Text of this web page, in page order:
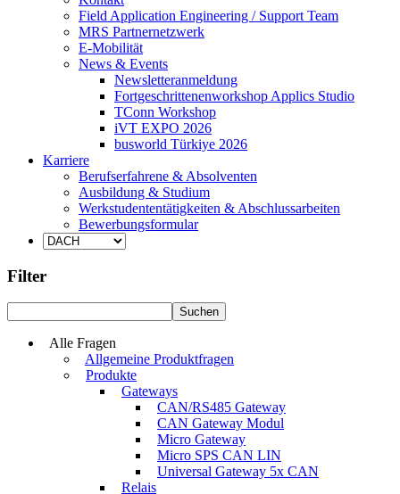
Field Application Engineering / Support Team
MRS Partnernetzwerk
E-Mobilität
News & Events
Newsletteranmeldung
Fortgeschrittenenworkshop Applics Studio
TConn Workshop
iVT EXPO 2026
busworld Türkiye 2026
Karriere
Berufserfahrene & Absolventen
Ausbildung & Studium
Werkstudententätigkeiten & Abschlussarbeiten
Bewerbungsformular
Filter
Alle Fragen
Allgemeine Produktfragen
Produkte
Gateways
CAN/RS485 Gateway
CAN Gateway Modul
Micro Gateway
Micro SPS CAN LIN
Universal Gateway 5x CAN
Relais